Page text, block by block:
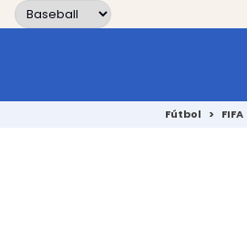
Skip to content
Fútbol > FIFA